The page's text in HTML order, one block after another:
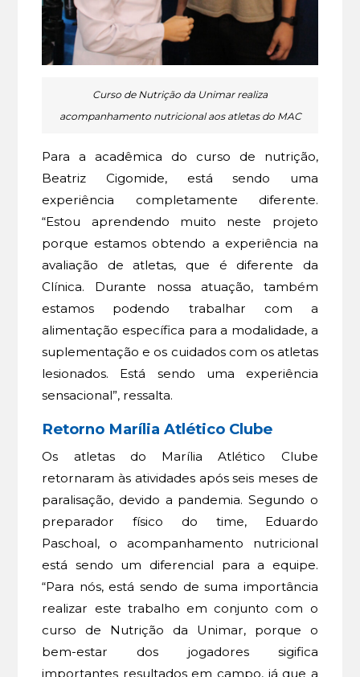
Curso de Nutrição da Unimar realiza
acompanhamento nutricional aos atletas do MAC
Para a acadêmica do curso de nutrição,
Beatriz Cigomide, está sendo uma
experiência completamente diferente.
“Estou aprendendo muito neste projeto
porque estamos obtendo a experiência na
avaliação de atletas, que é diferente da
Clínica. Durante nossa atuação, também
estamos podendo trabalhar com a
alimentação específica para a modalidade, a
suplementação e os cuidados com os atletas
lesionados. Está sendo uma experiência
sensacional”, ressalta.
Retorno Marília Atlético Clube
Os atletas do Marília Atlético Clube
retornaram às atividades após seis meses de
paralisação, devido a pandemia. Segundo o
preparador físico do time, Eduardo
Paschoal, o acompanhamento nutricional
está sendo um diferencial para a equipe.
“Para nós, está sendo de suma importância
realizar este trabalho em conjunto com o
curso de Nutrição da Unimar, porque o
bem-estar dos jogadores sigifica
importantes resultados em campo, já que a